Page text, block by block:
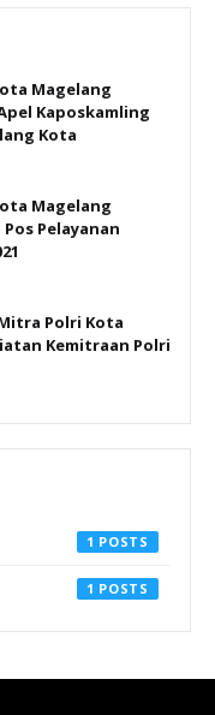
Magelang
Kaposkamling
Kota
Magelang
Pelayanan
Polri Kota
Kemitraan Polri
1
1